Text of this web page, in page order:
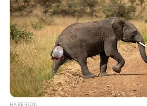
HABERION